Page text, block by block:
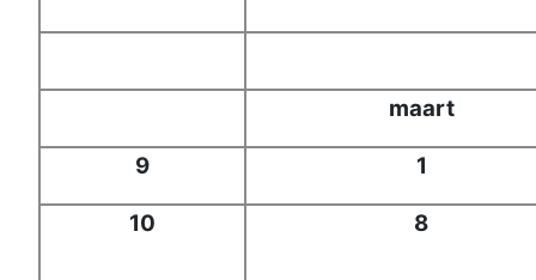
maart
9 1
10 8